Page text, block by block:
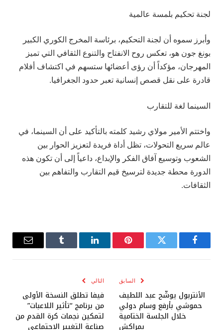
لجنة تحكيم بلمسة عالمية
وأبرز سموه أن لجنة التحكيم، برئاسة المخرج الكوري الكبير
بونغ جون هو، تعكس روح الانفتاح والتنوع الثقافي التي تميز
المهرجان، مؤكداً أن رؤى أعضائها ستسهم في اكتشاف أفلام
قادرة على نقل قصص إنسانية تعبر حدود الجغرافيا.
السينما لغة للتقارب
واختتم الأمير مولاي رشيد كلمته بالتأكيد على أن السينما، في
عالم سريع التحولات، تظل أداة فريدة لتعزيز الحوار بين
الشعوب وتوسيع آفاق الفكر والإبداع، داعياً إلى أن تكون هذه
الدورة محطة جديدة لترسيخ قيم التقارب والتفاهم بين
الثقافات.
فيسبوك تويتر بينتيريستلينكدإن Tumblr
البريد
السابق
الأنتربول يوشّح عبد اللطيف
حموشي بأرفع وسام دولي
خلال الجلسة الختامية
بمراكش
التالي
فيفا تطلق النسخة الأولى
من برنامج “تأثير اللاعبات”
لتمكين نجمات كرة القدم من
صناعة التغيير الاجتماعي